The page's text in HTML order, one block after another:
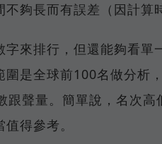
夠長而有誤差（因計算
來排行，但還能夠看單
是全球前100名做分析
跟聲量。簡單說，名次
得參考。